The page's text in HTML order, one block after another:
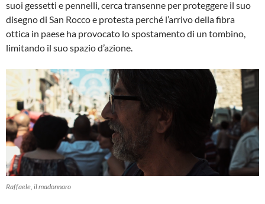
suoi gessetti e pennelli, cerca transenne per proteggere il suo
disegno di San Rocco e protesta perché l’arrivo della fibra
ottica in paese ha provocato lo spostamento di un tombino,
limitando il suo spazio d’azione.
Raffaele, il madonnaro